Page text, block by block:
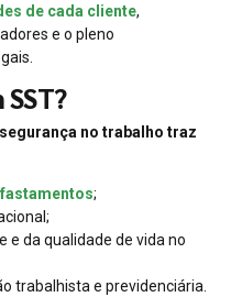
de cada cliente,
e o pleno
no trabalho traz
;
e da qualidade de vida no
trabalhista e previdenciária.